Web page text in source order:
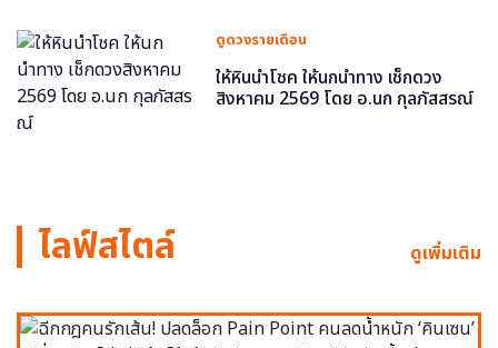
ดูดวงรายเดือน
ให้หินนำโชค ให้นกนำทาง เช็กดวง
สิงหาคม 2569 โดย อ.นก กุลภัสสรณ์
ไลฟ์สไตล์ ดูเพิ่มเติม